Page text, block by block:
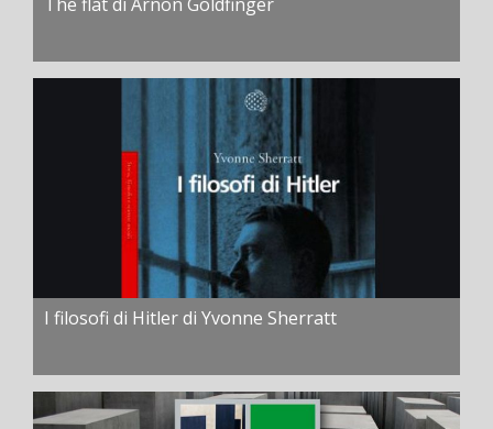
I filosofi di Hitler di Yvonne Sherratt